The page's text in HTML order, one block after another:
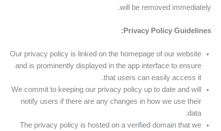
will be removed immediately.
Privacy Policy Guidelines:
Our privacy policy is linked on the homepage of our website
and is prominently displayed in the app interface to ensure
that users can easily access it.
We commit to keeping our privacy policy up to date and will
notify users if there are any changes in how we use their
data.
The privacy policy is hosted on a verified domain that we